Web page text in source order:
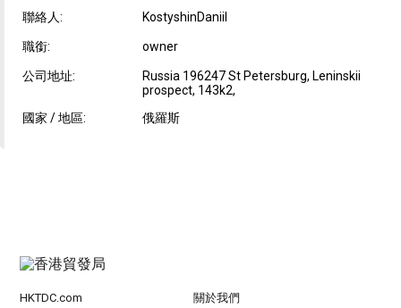
聯絡人: KostyshinDaniil
職銜: owner
公司地址:
Russia 196247 St Petersburg, Leninskii
prospect, 143k2,
國家 / 地區:
俄羅斯
HKTDC.com 關於我們